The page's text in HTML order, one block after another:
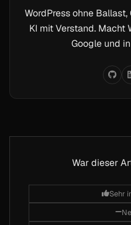
WordPress ohne
KI mit Verstand. Macht
Google und
Feedback
War dieser
Sehr